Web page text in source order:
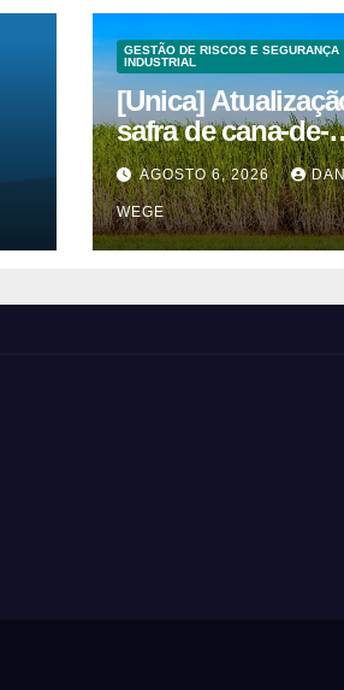
GESTÃO DE RISCOS E SEGURANÇA
INDUSTRIAL
[Unica]
safra de cana-de-
açúcar 2026/27 –
quinzenas de
AGOSTO 6, 2026
WEGE